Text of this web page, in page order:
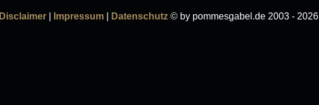
Disclaimer| Impressum| Datenschutz© by pommesgabel.de 2003 - 2026